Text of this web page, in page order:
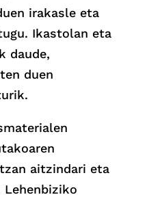
irakasle eta
Ikastolan eta
daude,
duen
aitzindari eta